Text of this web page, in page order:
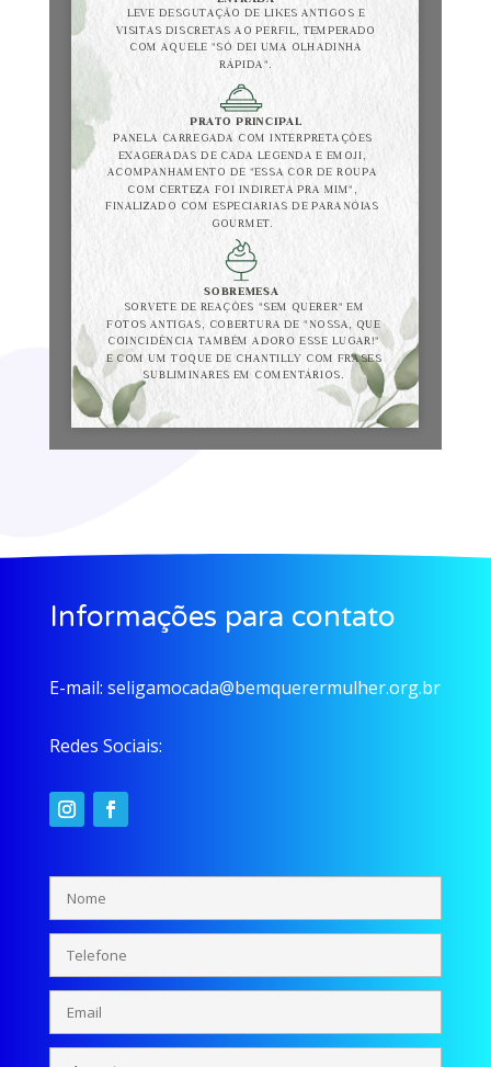
Informações para contato
E-mail: seligamocada@bemquerermulher.org.br
Redes Sociais: